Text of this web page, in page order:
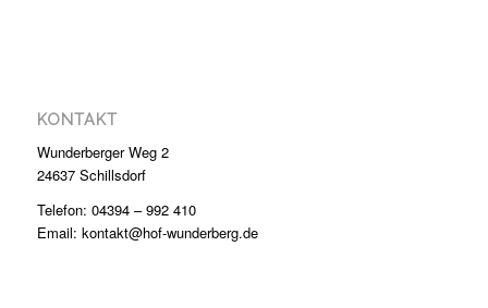
KONTAKT
Wunderberger Weg 2
24637 Schillsdorf
Telefon: 04394 – 992 410
Email: kontakt@hof-wunderberg.de